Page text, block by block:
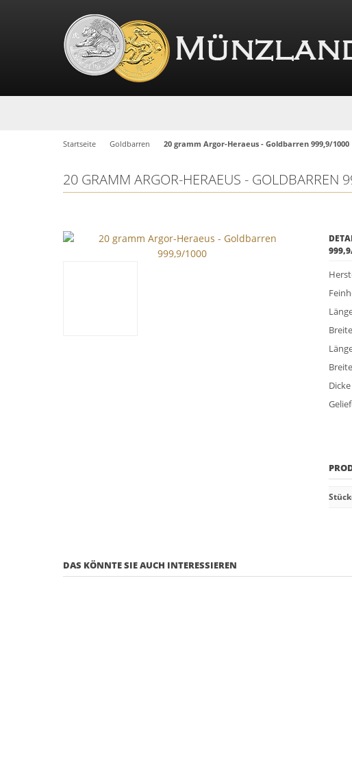
Startseite Goldbarren 20 gramm Argor-Heraeus - Goldbarren 999,9/1000
20 GRAMM ARGOR-HERAEUS - GOLDBARREN
DAS KÖNNTE SIE AUCH INTERESSIEREN